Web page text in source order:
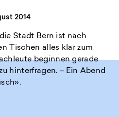
2014
Stadt Bern ist nach
Tischen alles klar zum
beginnen gerade
hinterfragen. – Ein Abend